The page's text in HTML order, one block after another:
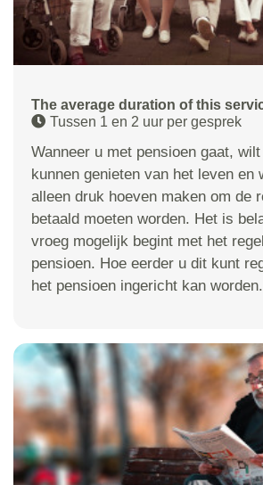
The average duration of this
Tussen 1 en 2 uur per gesprek
Wanneer u met pensioen gaat,
kunnen genieten van het leven en
alleen druk hoeven maken om de
betaald moeten worden. Het is
vroeg mogelijk begint met het
pensioen. Hoe eerder u dit kunt
het pensioen ingericht kan worden.